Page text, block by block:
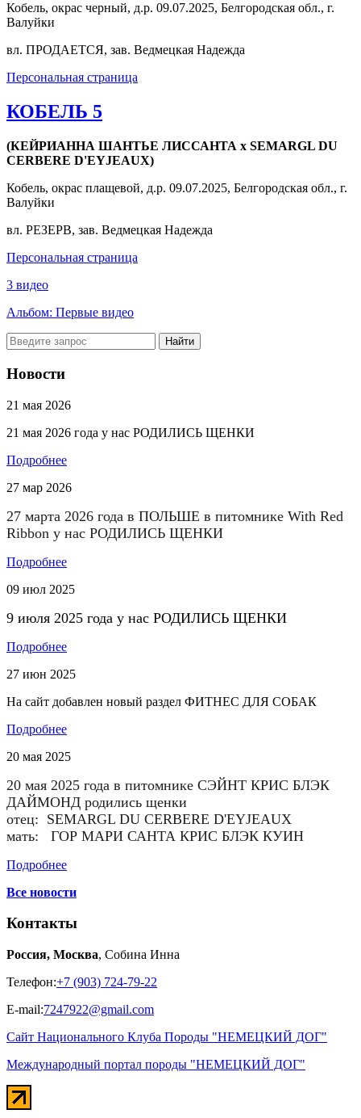
Кобель, окрас черный, д.р. 09.07.2025, Белгородская обл., г.
Валуйки
вл. ПРОДАЕТСЯ, зав. Ведмецкая Надежда
Персональная страница
КОБЕЛЬ 5
(КЕЙРИАННА ШАНТЬЕ ЛИССАНТА x SEMARGL DU
CERBERE D'EYJEAUX)
Кобель, окрас плащевой, д.р. 09.07.2025, Белгородская обл., г.
Валуйки
вл. РЕЗЕРВ, зав. Ведмецкая Надежда
Персональная страница
3 видео
Альбом: Первые видео
Найти
Новости
21 мая 2026
21 мая 2026 года у нас РОДИЛИСЬ ЩЕНКИ
Подробнее
27 мар 2026
27 марта 2026 года в ПОЛЬШЕ в питомнике With Red
Ribbon у нас РОДИЛИСЬ ЩЕНКИ
Подробнее
09 июл 2025
9 июля 2025 года у нас РОДИЛИСЬ ЩЕНКИ
Подробнее
27 июн 2025
На сайт добавлен новый раздел ФИТНЕС ДЛЯ СОБАК
Подробнее
20 мая 2025
20 мая 2025 года в питомнике СЭЙНТ КРИС БЛЭК
ДАЙМОНД родились щенки
отец: SEMARGL DU CERBERE D'EYJEAUX
мать: ГОР МАРИ САНТА КРИС БЛЭК КУИН
Подробнее
Все новости
Контакты
Россия, Москва, Собина Инна
Телефон:+7 (903) 724-79-22
E-mail:7247922@gmail.com
Сайт Национального Клуба Породы "НЕМЕЦКИЙ ДОГ"
Международный портал породы "НЕМЕЦКИЙ ДОГ"